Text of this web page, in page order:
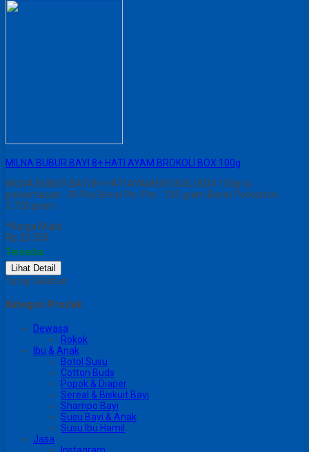
MILNA BUBUR BAYI 8+ HATI AYAM BROKOLI BOX 100g
MILNA BUBUR BAYI 8+ HATI AYAM BROKOLI BOX 100g Isi
perkemasan : 24 Pcs Berat Per Pcs : 155 gram Berat Perkarton :
3.720 gram
*Harga Mulai
Rp 20.350
Tersedia
Lihat Detail
Tutup Sidebar
Kategori Produk
Dewasa
Rokok
Ibu & Anak
Botol Susu
Cotton Buds
Popok & Diaper
Sereal & Biskuit Bayi
Shampo Bayi
Susu Bayi & Anak
Susu Ibu Hamil
Jasa